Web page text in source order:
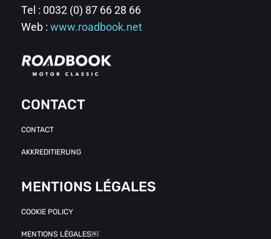
Tel : 0032 (0) 87 66 28 66
Web :www.roadbook.net
CONTACT
CONTACT
AKKREDITIERUNG
MENTIONS LÉGALES
COOKIE POLICY
MENTIONS LÉGALES￼